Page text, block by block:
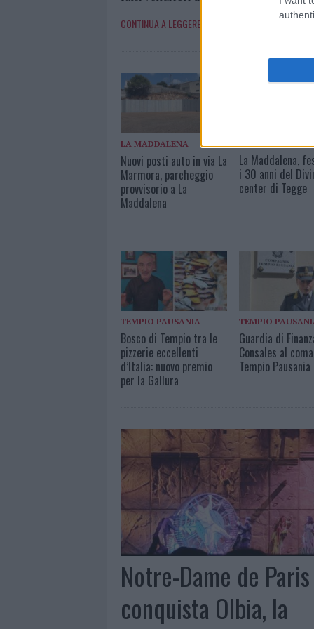
CONTINUA A LEGGERE »
LA MADDALENA
Nuovi posti auto in via La
Marmora, parcheggio
provvisorio a La
Maddalena
La Maddalena,
i 30 anni del
center di Tegge
TEMPIO PAUSANIA
Bosco di Tempio tra le
pizzerie eccellenti
d’Italia: nuovo premio
per la Gallura
TEMPIO
Guardia di
Consales al
Tempio Pausania
Notre-Dame de Paris
conquista Olbia, la